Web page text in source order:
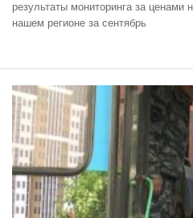
результаты мониторинга за ценами
нашем регионе за сентябрь